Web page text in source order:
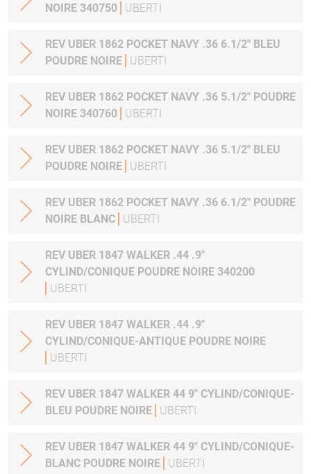
NOIRE 340750
UBERTI
REV UBER 1862 POCKET NAVY .36 6.1/2" BLEU
POUDRE NOIRE
UBERTI
REV UBER 1862 POCKET NAVY .36 5.1/2" POUDRE
NOIRE 340760
UBERTI
REV UBER 1862 POCKET NAVY .36 5.1/2" BLEU
POUDRE NOIRE
UBERTI
REV UBER 1862 POCKET NAVY .36 6.1/2" POUDRE
NOIRE BLANC
UBERTI
REV UBER 1847 WALKER .44 .9"
CYLIND/CONIQUE POUDRE NOIRE 340200
UBERTI
REV UBER 1847 WALKER .44 .9"
CYLIND/CONIQUE-ANTIQUE POUDRE NOIRE
UBERTI
REV UBER 1847 WALKER 44 9" CYLIND/CONIQUE-
BLEU POUDRE NOIRE
UBERTI
REV UBER 1847 WALKER 44 9" CYLIND/CONIQUE-
BLANC POUDRE NOIRE
UBERTI